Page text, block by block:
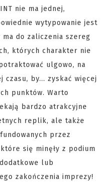
nie ma jednej,
wytypowanie jest
ma do zaliczenia szereg
których charakter nie
ulgowo, na
by... zyskać więcej
punktów. Warto
bardzo atrakcyjne
replik, ale także
przez
się minęły z podium
lub
zakończenia imprezy!